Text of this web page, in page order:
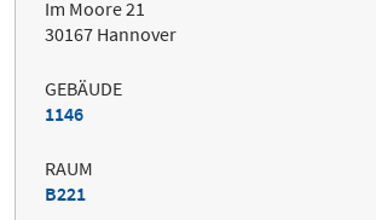
Im Moore 21
30167 Hannover
GEBÄUDE
1146
RAUM
B221